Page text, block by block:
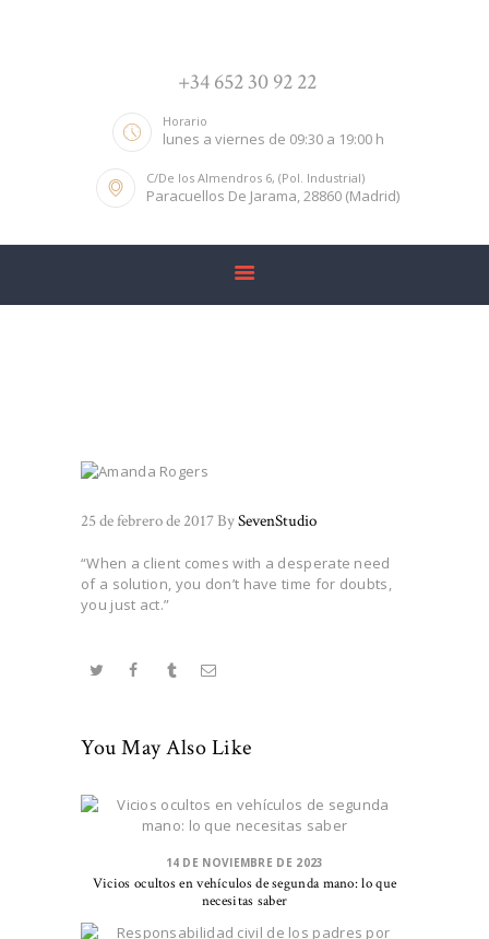
+34 652 30 92 22
Horario
lunes a viernes de 09:30 a 19:00 h
C/De los Almendros 6, (Pol. Industrial)
Paracuellos De Jarama, 28860 (Madrid)
NOTICIAS
CONTACTO
25 de febrero de 2017 BySevenStudio
“When a client comes with a desperate need
of a solution, you don’t have time for doubts,
you just act.”
You May Also Like
14 DE NOVIEMBRE DE 2023
Vicios ocultos en vehículos de segunda mano: lo que
necesitas saber